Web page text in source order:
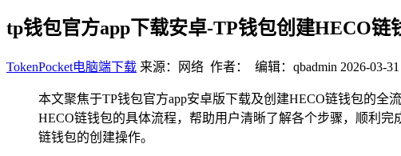
tp钱包官方app下载安卓-TP钱包创建HECO链
TokenPocket电脑端下载 来源：网络 作者： 编辑：qbadmin 2026-03-
本文聚焦于TP钱包官方app安卓版下载及创建HECO链钱包的
HECO链钱包的具体流程，帮助用户清晰了解各个步骤，顺利
链钱包的创建操作。